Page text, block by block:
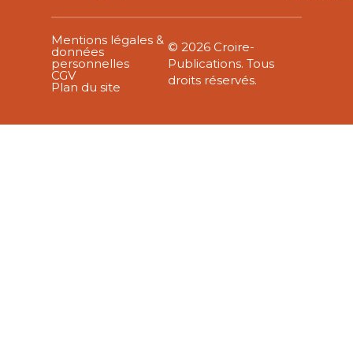
Mentions légales &
données
personnelles
CGV
Plan du site
© 2026 Croire-
Publications. Tous
droits réservés.